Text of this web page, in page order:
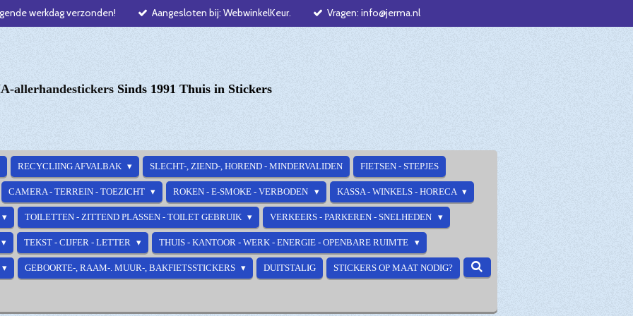
werkdag verzonden! Aangesloten bij: WebwinkelKeur. Vragen: info@jerma.nl
allerhandestickers Sinds 1991 Thuis in Stickers
RECYCLIING AFVALBAK SLECHT-, ZIEND-, HOREND - MINDERVALIDEN FIETSEN - STEPJES
CAMERA - TERREIN - TOEZICHT ROKEN - E-SMOKE - VERBODEN KASSA - WINKELS - HORECA
TOILETTEN - ZITTEND PLASSEN - TOILET GEBRUIK VERKEERS - PARKEREN - SNELHEDEN
TEKST - CIJFER - LETTER THUIS - KANTOOR - WERK - ENERGIE - OPENBARE RUIMTE
GEBOORTE-, RAAM-. MUUR-, BAKFIETSSTICKERS DUITSTALIG STICKERS OP MAAT NODIG?